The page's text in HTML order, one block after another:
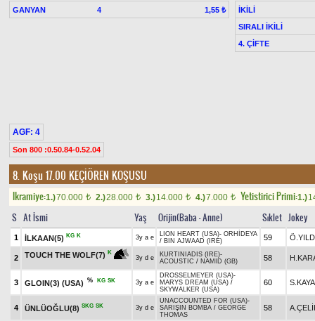
GANYAN 4 1,55 ₺
İKİLİ
SIRALI İKİLİ
4. ÇİFTE
AGF: 4
Son 800 :0.50.84-0.52.04
8. Koşu 17.00 KEÇİÖREN KOŞUSU
Ikramiye:1.)70.000 t 2.)28.000 t 3.)14.000 t 4.)7.000 t Yetistirici Primi:1.)
S At İsmi Yaş Orijin(Baba - Anne) Sıklet Jokey
1 İLKAAN(5) KG K 3y a e LION HEART (USA)- ORHİDEYA
/ BIN AJWAAD (IRE) 59
2 TOUCH THE WOLF(7) K
3y d e KURTINIADIS (IRE)-
ACOUSTIC / NAMID (GB) 58
3 GLOIN(3) (USA) % KG SK 3y a e
DROSSELMEYER (USA)-
MARYS DREAM (USA) /
SKYWALKER (USA)
60 S.KAYA
4 ÜNLÜOĞLU(8) SKG SK 3y d e
UNACCOUNTED FOR (USA)-
SARIŞIN BOMBA / GEORGE
THOMAS
58